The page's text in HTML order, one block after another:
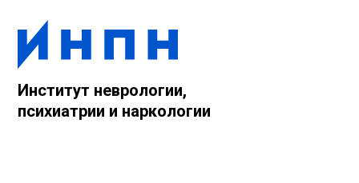
Институт неврологии,
психиатрии и наркологии